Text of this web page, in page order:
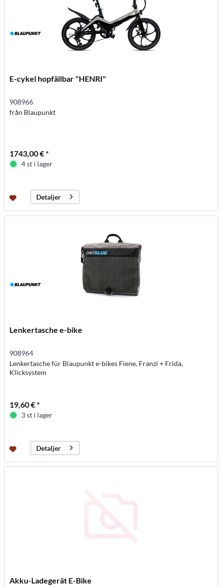
E-cykel hopfällbar "HENRI"
908966
från Blaupunkt
1743,00 € *
4 st i lager
Detaljer
Lenkertasche e-bike
908964
Lenkertasche für Blaupunkt e-bikes Fiene, Franzi + Frida,
Klicksystem
19,60 € *
3 st i lager
Detaljer
Akku-Ladegerät E-Bike